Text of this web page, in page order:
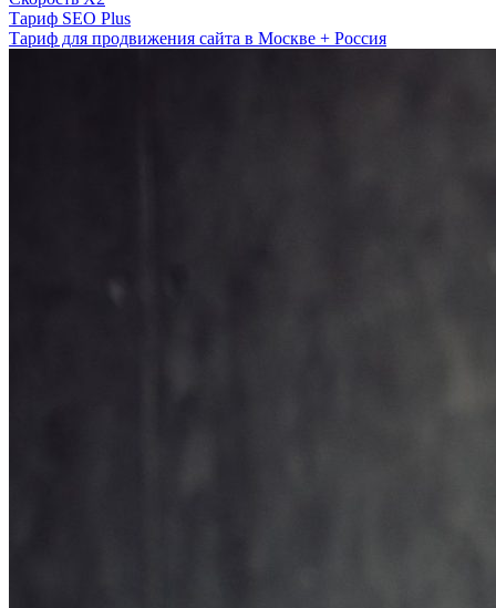
Тариф SEO Plus
Тариф для продвижения сайта в Москве + Россия